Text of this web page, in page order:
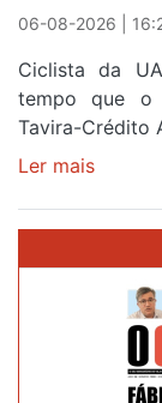
06-08-2026 |
Ciclista da
tempo que o
Tavira-Crédito
Ler mais
após